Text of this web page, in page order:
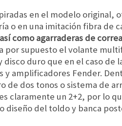
en el modelo original,
o en una imitación fibra de
como agarraderas de
por supuesto el volante
duro que en el caso de
y amplificadores Fender.
de dos tonos o sistema de
claramente un 2+2, por lo
diseño del toldo y banca